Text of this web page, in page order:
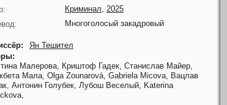
Криминал, 2025
Многоголосый закадровый
Ян Тешител
Малерова, Криштоф Гадек, Станислав Майер,
Мала, Olga Zounarová, Gabriela Micova, Вацлав
Антонин Голубек, Лубош Веселый, Katerina